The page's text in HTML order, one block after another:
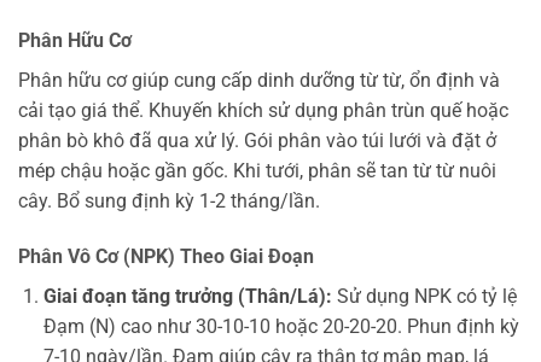
Phân Hữu Cơ
Phân hữu cơ giúp cung cấp dinh dưỡng từ từ, ổn định và
cải tạo giá thể. Khuyến khích sử dụng phân trùn quế hoặc
phân bò khô đã qua xử lý. Gói phân vào túi lưới và đặt ở
mép chậu hoặc gần gốc. Khi tưới, phân sẽ tan từ từ nuôi
cây. Bổ sung định kỳ 1-2 tháng/lần.
Phân Vô Cơ (NPK) Theo Giai Đoạn
Giai đoạn tăng trưởng (Thân/Lá): Sử dụng NPK có tỷ lệ
Đạm (N) cao như 30-10-10 hoặc 20-20-20. Phun định kỳ
7-10 ngày/lần. Đạm giúp cây ra thân tơ mập mạp, lá